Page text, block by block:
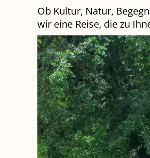
Ob Kultur, Natur,
wir eine Reise, die zu